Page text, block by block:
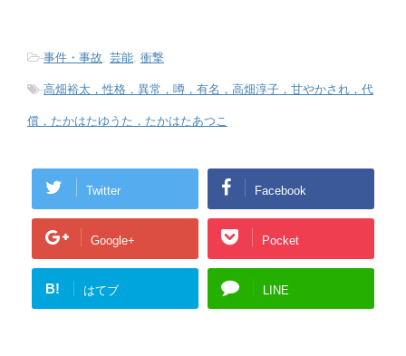
-事件・事故, 芸能, 衝撃
-高畑裕太，性格，異常，噂，有名，高畑淳子，甘やかされ，代
償，たかはたゆうた，たかはたあつこ
Twitter Facebook
Google+ Pocket
B! はてブ LINE